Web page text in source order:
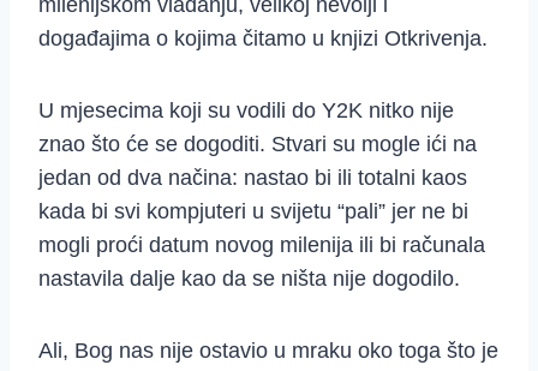
milenijskom vladanju, velikoj nevolji i
događajima o kojima čitamo u knjizi Otkrivenja.
U mjesecima koji su vodili do Y2K nitko nije
znao što će se dogoditi. Stvari su mogle ići na
jedan od dva načina: nastao bi ili totalni kaos
kada bi svi kompjuteri u svijetu “pali” jer ne bi
mogli proći datum novog milenija ili bi računala
nastavila dalje kao da se ništa nije dogodilo.
Ali, Bog nas nije ostavio u mraku oko toga što je